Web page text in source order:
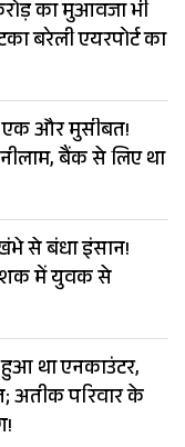
का मुआवजा भी
बरेली एयरपोर्ट का
एक और मुसीबत!
बैंक से लिए था
से बंधा इंसान!
शक में युवक से
था एनकाउंटर,
अतीक परिवार के